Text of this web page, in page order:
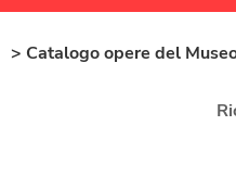
> Catalogo opere del